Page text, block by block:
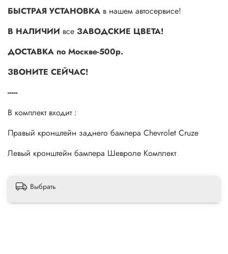
БЫСТРАЯ УСТАНОВКА в нашем автосервисе!
В НАЛИЧИИ все ЗАВОДСКИЕ ЦВЕТА!
ДОСТАВКА по Москве-500р.
ЗВОНИТЕ СЕЙЧАС!
-----
В комплект входит :
Правый кронштейн заднего бампера Chevrolet Cruze
Левый кронштейн бампера Шевроле Комплект
Выбрать